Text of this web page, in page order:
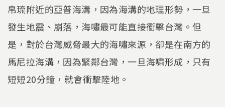
帛琉附近的亞普海溝，因為海溝的地理形勢，一旦
發生地震、崩落，海嘯最可能直接衝擊台灣。但
是，對於台灣威脅最大的海嘯來源，卻是在南方的
馬尼拉海溝，因為緊鄰台灣，一旦海嘯形成，只有
短短20分鐘，就會衝擊陸地。